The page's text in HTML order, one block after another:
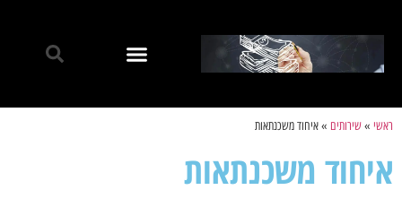
ראשי »שירותים »איחוד משכנתאות
איחוד משכנתאות